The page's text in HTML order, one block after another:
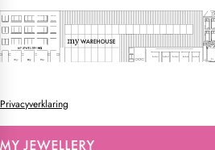
Privacyverklaring